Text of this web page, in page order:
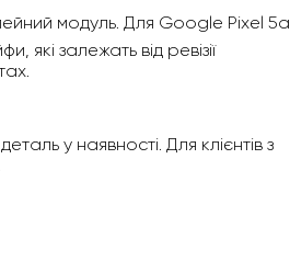
модуль. Для Google Pixel 5a
залежать від ревізії
у наявності. Для клієнтів з